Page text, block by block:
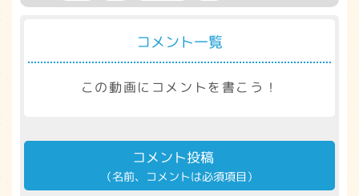
コメント一覧
この動画にコメントを書こう！
コメント投稿
（名前、コメントは必須項目）